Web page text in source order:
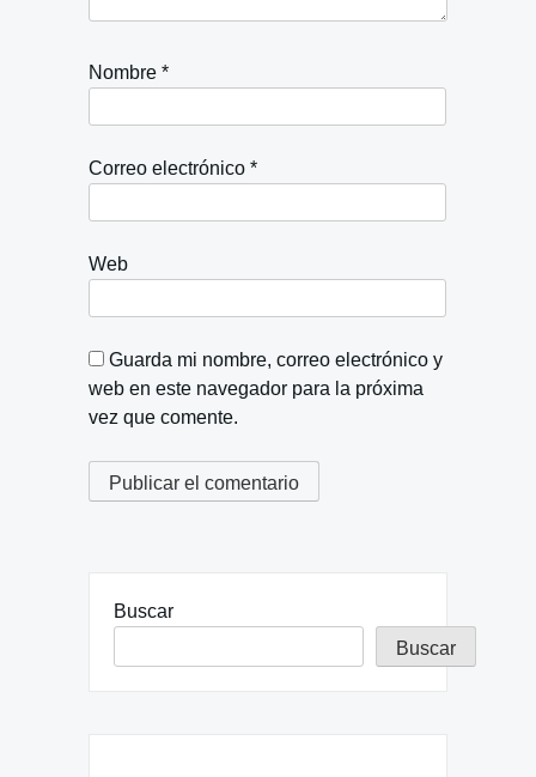
Nombre *
Correo electrónico *
Web
Guarda mi nombre, correo electrónico y
web en este navegador para la próxima
vez que comente.
Buscar
Buscar